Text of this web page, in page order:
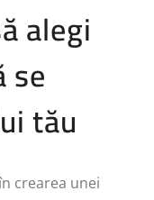
alegi
se
tău
crearea unei